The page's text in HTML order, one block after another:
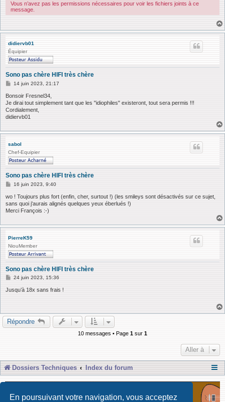
En poursuivant votre navigation, vous acceptez
Vous n’avez pas les permissions nécessaires pour voir les fichiers joints à ce
message.
didiervb01
Équipier
Sono pas chère HIFI très chère
M
s
s
g
e
14 juin 2023, 21:17
Bonsoir Fresnel34,
Je dirai tout simplement tant que les "idiophiles" existeront, tout sera permis !!!
Cordialement,
didiervb01
sabol
Chef-Equipier
Sono pas chère HIFI très chère
M
s
s
g
16 juin 2023, 9:40
wo ! Toujours plus fort (enfin, cher, surtout !) (les smileys sont désactivés sur ce sujet,
sans quoi j'aurais alignés quelques yeux éberlués !)
Merci François :-)
PierreK59
NiouMember
Sono pas chère HIFI très chère
M
s
e
24 juin 2023, 15:36
Jusqu’à 18x sans frais !
Répondre
10 messages • Page 1 sur 1
Aller à
Dossiers Techniques Index du forum